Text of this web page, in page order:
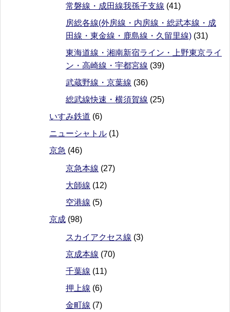
常磐線・成田線我孫子支線 (41)
房総各線(外房線・内房線・総武本線・成
田線・東金線・鹿島線・久留里線) (31)
東海道線・湘南新宿ライン・上野東京ライ
ン・高崎線・宇都宮線 (39)
武蔵野線・京葉線 (36)
総武線快速・横須賀線 (25)
いすみ鉄道 (6)
ニューシャトル (1)
京急 (46)
京急本線 (27)
大師線 (12)
空港線 (5)
京成 (98)
スカイアクセス線 (3)
京成本線 (70)
千葉線 (11)
押上線 (6)
金町線 (7)